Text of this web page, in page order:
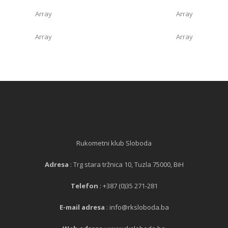
Array Array
Array Array
Rukometni klub Sloboda
Adresa : Trg stara tržnica 10, Tuzla 75000, BiH
Telefon : +387 (0)35 271-281
E-mail adresa : info@rksloboda.ba